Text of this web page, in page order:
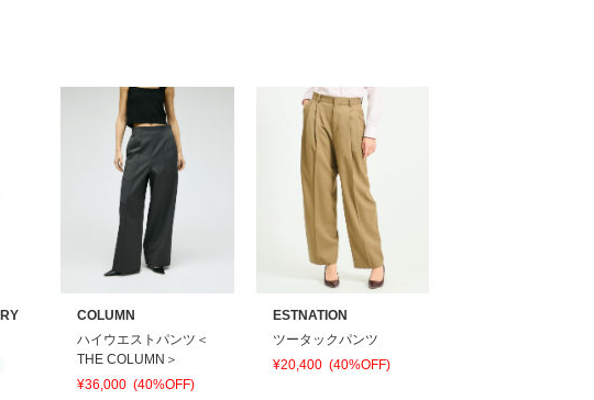
COLUMN
ハイウエストパンツ＜
THE COLUMN＞
¥36,000 (40%OFF)
ESTNATION
ツータックパンツ
¥20,400 (40%OFF)